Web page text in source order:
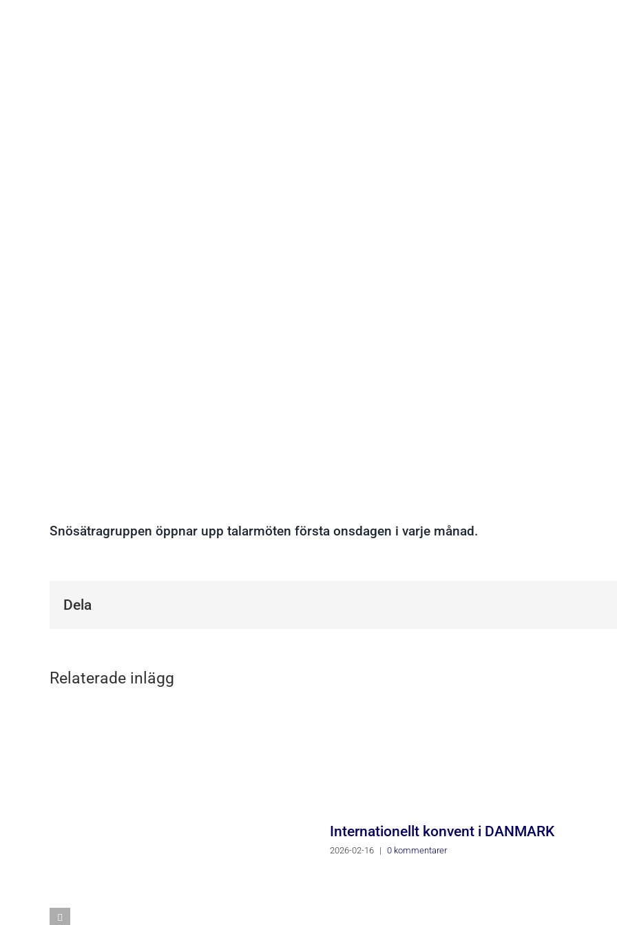
Snösätragruppen öppnar upp talarmöten första onsdagen i varje månad.
Dela
Relaterade inlägg
Internationellt konvent i DANMARK
2026-02-16 | 0 kommentarer